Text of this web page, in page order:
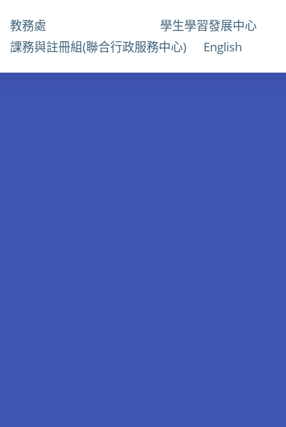
教務處 學生學習發展中心
課務與註冊組(聯合行政服務中心)
English